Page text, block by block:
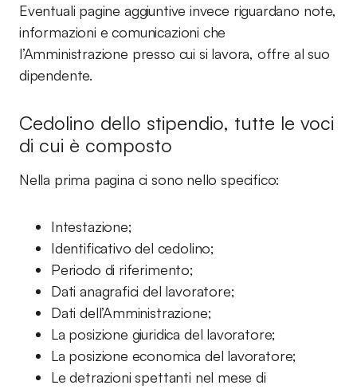
Eventuali pagine aggiuntive invece riguardano note,
informazioni e comunicazioni che
l’Amministrazione presso cui si lavora, offre al suo
dipendente.
Cedolino dello stipendio, tutte le voci
di cui è composto
Nella prima pagina ci sono nello specifico:
Intestazione;
Identificativo del cedolino;
Periodo di riferimento;
Dati anagrafici del lavoratore;
Dati dell’Amministrazione;
La posizione giuridica del lavoratore;
La posizione economica del lavoratore;
Le detrazioni spettanti nel mese di